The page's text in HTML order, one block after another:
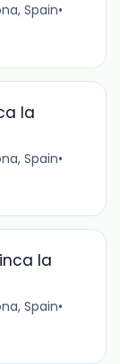
Spain•
la
Spain•
la
Spain•